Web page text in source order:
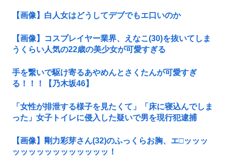
【画像】白人女はどうしてデブでもエ口いのか
【画像】コスプレイヤー業界、えなこ(30)を抜いてしま
うくらい人気の22歳の美少女が可愛すぎる
手を繋いで駆け寄るあやめんとさくたんが可愛すぎ
る！！！【乃木坂46】
「女性が排泄する様子を見たくて」「床に寝込んでしま
った」女子トイレに侵入した疑いで男を現行犯逮捕
【画像】剛力彩芽さん(32)のふっくらお胸、エ□ッッッ
ッッッッッッッッッッッッ！